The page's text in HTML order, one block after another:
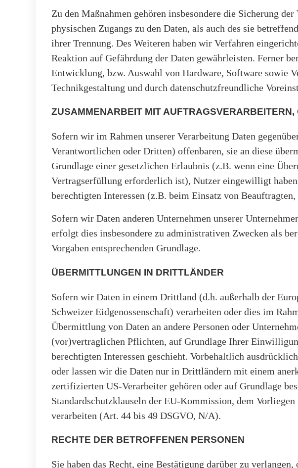
Zu den Maßnahmen gehören insbesondere die Sicherung
physischen Zugangs zu den Daten, als auch des sie
ihrer Trennung. Des Weiteren haben wir Verfahren
Reaktion auf Gefährdung der Daten gewährleisten. Ferner
Entwicklung, bzw. Auswahl von Hardware, Software sowie
Technikgestaltung und durch datenschutzfreundliche
ZUSAMMENARBEIT MIT
Sofern wir im Rahmen unserer Verarbeitung Daten
Verantwortlichen oder Dritten) offenbaren, sie an diese
Grundlage einer gesetzlichen Erlaubnis (z.B. wenn eine
Vertragserfüllung erforderlich ist), Nutzer eingewilligt
berechtigten Interessen (z.B. beim Einsatz von Beauftragten,
Sofern wir Daten anderen Unternehmen unserer
erfolgt dies insbesondere zu administrativen Zwecken als
Vorgaben entsprechenden Grundlage.
ÜBERMITTLUNGEN IN DRITTLÄNDER
Sofern wir Daten in einem Drittland (d.h. außerhalb der
Schweizer Eidgenossenschaft) verarbeiten oder dies im
Übermittlung von Daten an andere Personen oder
(vor)vertraglichen Pflichten, auf Grundlage Ihrer
berechtigten Interessen geschieht. Vorbehaltlich
oder lassen wir die Daten nur in Drittländern mit einem
zertifizierten US-Verarbeiter gehören oder auf Grundlage
Standardschutzklauseln der EU-Kommission, dem
verarbeiten (Art. 44 bis 49 DSGVO, N/A).
RECHTE DER BETROFFENEN PERSONEN
Sie haben das Recht, eine Bestätigung darüber zu